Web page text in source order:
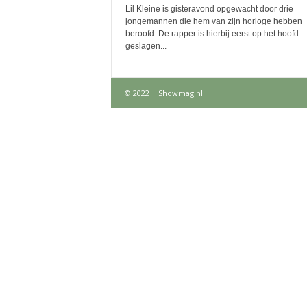
Lil Kleine is gisteravond opgewacht door drie
jongemannen die hem van zijn horloge hebben
beroofd. De rapper is hierbij eerst op het hoofd
geslagen...
© 2022 | Showmag.nl